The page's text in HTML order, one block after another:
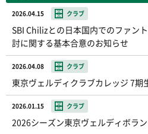
2026.04.15 クラブ
SBI Chilizとの日本国内でのファン
討に関する基本合意のお知らせ
2026.04.08 クラブ
東京ヴェルディクラブカレッジ 7期
2026.01.15 クラブ
2026シーズン東京ヴェルディボラ